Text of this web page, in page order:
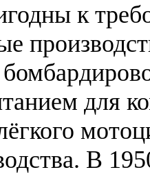
к
для
В